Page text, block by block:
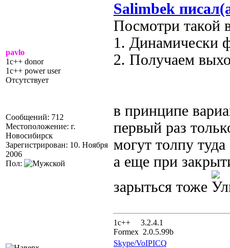
pavlo
1c++ donor
1c++ power user
Отсутствует
Сообщений: 712
Местоположение: г.
Новосибирск
Зарегистрирован: 10. Ноября
2006
Пол:
Salimbek
Посмотри такой
1. Динамически
2. Получаем
в принципе
первый раз
могут толпу
а еще при
зарыться тоже
1с++ 3.2.4.1
Formex 2.0.5.99b
Skype/VoIPICQ